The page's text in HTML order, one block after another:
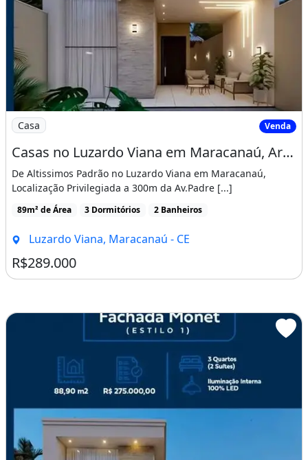
Imagem: Casas no Luzardo Viana em Maracanaú,
Casa Venda
Casas no Luzardo Viana em Maracanaú, Arquitetura Moderna, 100 Porcelanato Acabamento
De Altissimos Padrão no Luzardo Viana em Maracanaú,
Localização Privilegiada a 300m da Av.Padre [...]
89m² de Área 3 Dormitórios 2 Banheiros
Luzardo Viana, Maracanaú - CE
R$289.000